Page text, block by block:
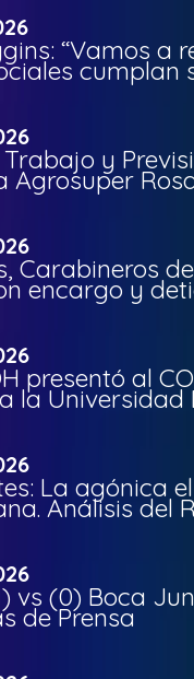
“Vamos a
cumplan
y
Agrosuper
Carabineros
encargo y
presentó al
la Universidad
La agónica
Análisis del
vs (0) Boca
de Prensa